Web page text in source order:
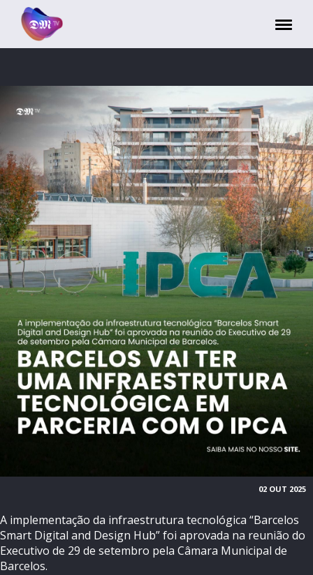
02 OUT 2025
A implementação da infraestrutura tecnológica “Barcelos
Smart Digital and Design Hub” foi aprovada na reunião do
Executivo de 29 de setembro pela Câmara Municipal de
Barcelos.
Painel de Gerenciamento de Cookies